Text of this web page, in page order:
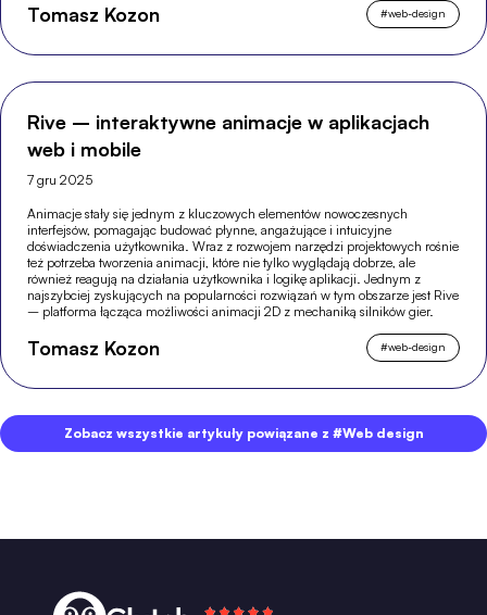
Tomasz Kozon #web-design
Rive – interaktywne animacje w aplikacjach
web i mobile
7 gru 2025
Animacje stały się jednym z kluczowych elementów nowoczesnych
interfejsów, pomagając budować płynne, angażujące i intuicyjne
doświadczenia użytkownika. Wraz z rozwojem narzędzi projektowych rośnie
też potrzeba tworzenia animacji, które nie tylko wyglądają dobrze, ale
również reagują na działania użytkownika i logikę aplikacji. Jednym z
najszybciej zyskujących na popularności rozwiązań w tym obszarze jest Rive
– platforma łącząca możliwości animacji 2D z mechaniką silników gier.
Tomasz Kozon #web-design
Zobacz wszystkie artykuły powiązane z #Web design